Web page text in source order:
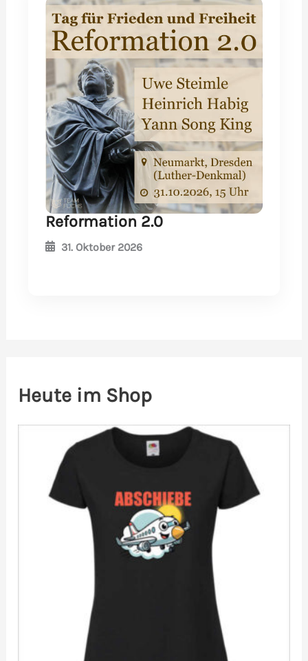
Reformation 2.0
31. Oktober 2026
Heute im Shop